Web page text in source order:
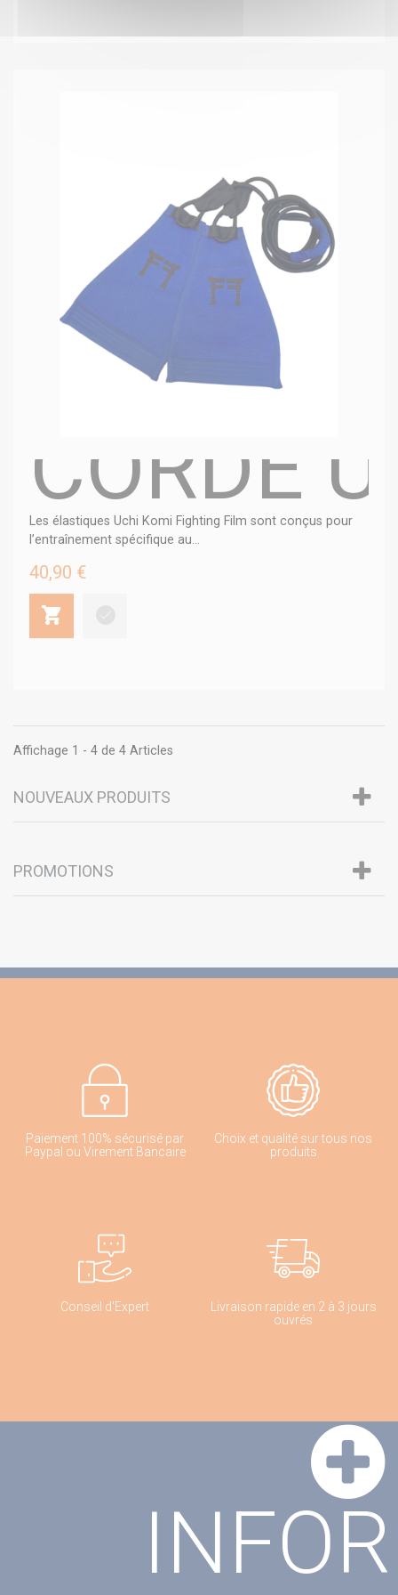
CORDE
Les élastiques Uchi Komi Fighting Film sont conçus pour
l’entraînement spécifique au...
40,90 €
Affichage 1 - 4 de 4 Articles
NOUVEAUX PRODUITS
PROMOTIONS
Paiement 100% sécurisé par
Paypal ou Virement Bancaire
Choix et qualité sur tous nos
produits
Conseil d'Expert
Livraison rapide en 2 à 3 jours
ouvrés